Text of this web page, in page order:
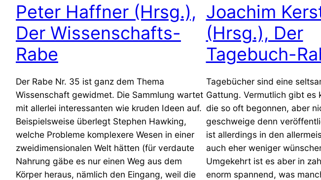
Peter Haffner (Hrsg.),
Der Wissenschafts-
Rabe
Der Rabe Nr. 35 ist ganz dem Thema
Wissenschaft gewidmet. Die Sammlung wartet
mit allerlei interessanten wie kruden Ideen auf.
Beispielsweise überlegt Stephen Hawking,
welche Probleme komplexere Wesen in einer
zweidimensionalen Welt hätten (für verdaute
Nahrung gäbe es nur einen Weg aus dem
Körper heraus, nämlich den Eingang, weil die
Joachim
(Hrsg.), Der
Tagebuch-
Tagebücher sind eine
Gattung. Vermutlich gibt es
die so oft begonnen, aber
geschweige denn
ist allerdings in den
auch eher weniger
Umgekehrt ist es aber in
enorm spannend, was